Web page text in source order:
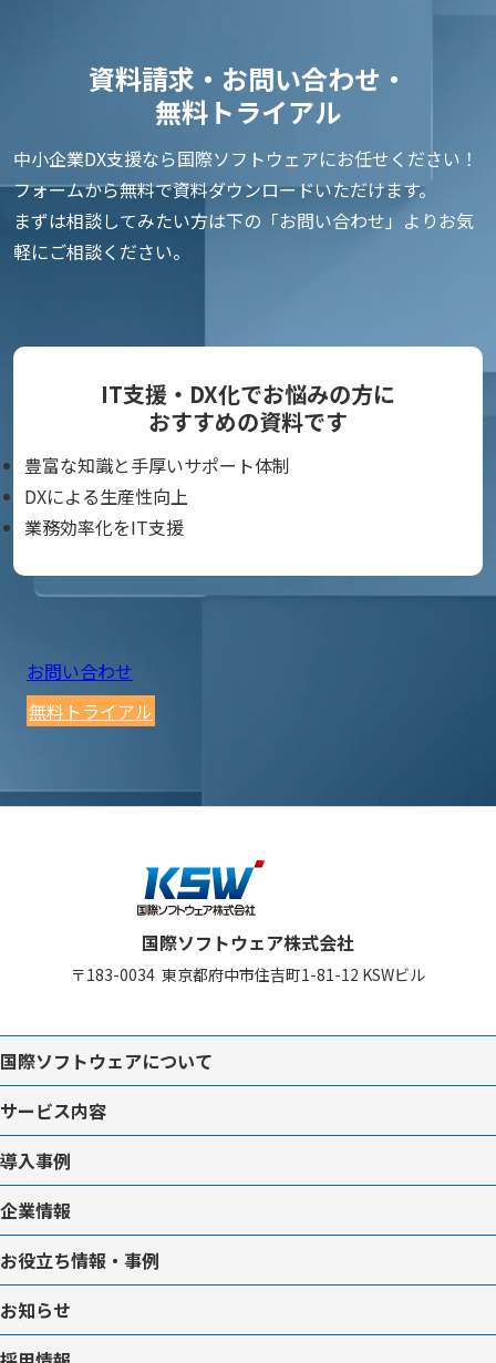
資料請求・お問い合わせ・
無料トライアル
中小企業DX支援なら国際ソフトウェアにお任せください！
フォームから無料で資料ダウンロードいただけます。
まずは相談してみたい方は下の「お問い合わせ」よりお気
軽にご相談ください。
IT支援・DX化でお悩みの方に
おすすめの資料です
豊富な知識と手厚いサポート体制
DXによる生産性向上
業務効率化をIT支援
お問い合わせ
無料トライアル
国際ソフトウェア株式会社
〒183-0034 東京都府中市住吉町1-81-12 KSWビル
国際ソフトウェアについて
サービス内容
導入事例
企業情報
お役立ち情報・事例
お知らせ